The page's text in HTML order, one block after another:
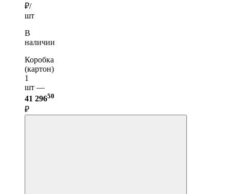
₽/
шт
В
наличии
Коробка
(картон)
1
шт —
41 29650
₽